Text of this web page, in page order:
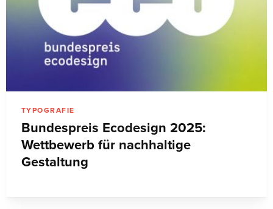
TYPOGRAFIE
Bundespreis Ecodesign 2025:
Wettbewerb für nachhaltige
Gestaltung